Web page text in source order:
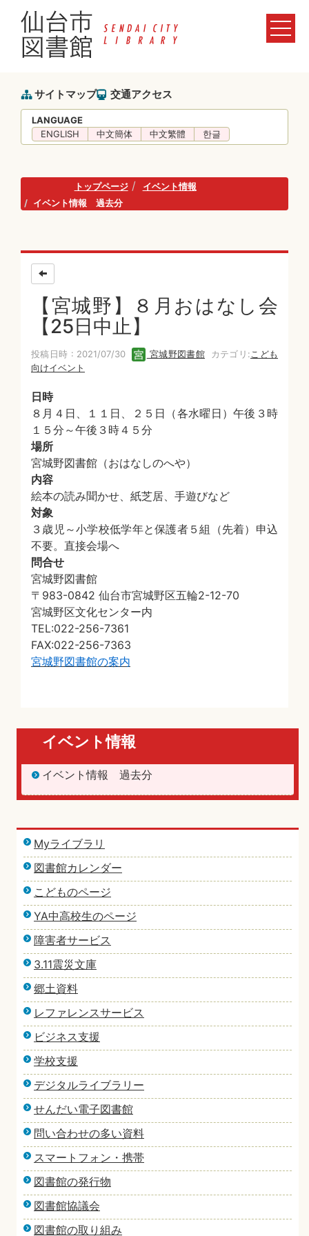
サイトマップ 交通アクセス
LANGUAGE
ENGLISH
中文簡体 中文繁體 한글
トップページ
イベント情報
イベント情報 過去分
【宮城野】８月おはなし会
【25日中止】
投稿日時 : 2021/07/30 宮城野図書館 カテゴリ: こども
向けイベント
日時
８月４日、１１日、２５日（各水曜日）午後３時
１５分～午後３時４５分
場所
宮城野図書館（おはなしのへや）
内容
絵本の読み聞かせ、紙芝居、手遊びなど
対象
３歳児～小学校低学年と保護者５組（先着）申込
不要。直接会場へ
問合せ
宮城野図書館
〒983-0842 仙台市宮城野区五輪2-12-70
宮城野区文化センター内
TEL:022-256-7361
FAX:022-256-7363
宮城野図書館の案内
イベント情報
イベント情報 過去分
Myライブラリ
図書館カレンダー
こどものページ
YA中高校生のページ
障害者サービス
3.11震災文庫
郷土資料
レファレンスサービス
ビジネス支援
学校支援
デジタルライブラリー
せんだい電子図書館
問い合わせの多い資料
スマートフォン・携帯
図書館の発行物
図書館協議会
図書館の取り組み